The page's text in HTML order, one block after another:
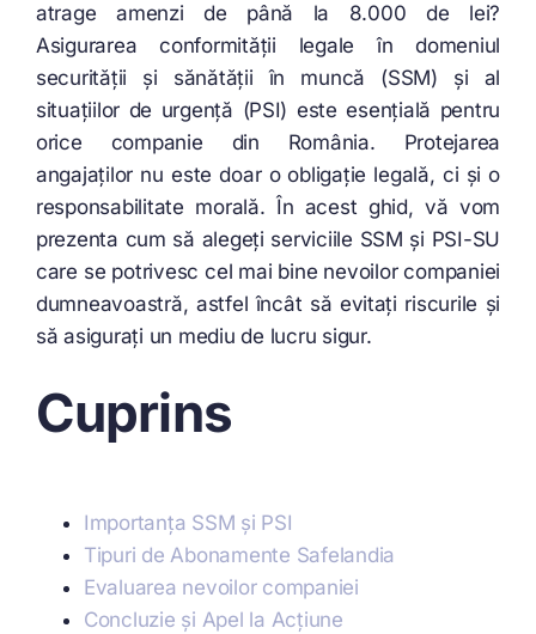
atrage amenzi de până la 8.000 de lei?
Asigurarea conformității legale în domeniul
securității și sănătății în muncă (SSM) și al
situațiilor de urgență (PSI) este esențială pentru
orice companie din România. Protejarea
angajaților nu este doar o obligație legală, ci și o
responsabilitate morală. În acest ghid, vă vom
prezenta cum să alegeți serviciile SSM și PSI-SU
care se potrivesc cel mai bine nevoilor companiei
dumneavoastră, astfel încât să evitați riscurile și
să asigurați un mediu de lucru sigur.
Cuprins
Importanța SSM și PSI
Tipuri de Abonamente Safelandia
Evaluarea nevoilor companiei
Concluzie și Apel la Acțiune